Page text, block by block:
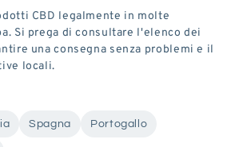
CBD legalmente in molte
Si prega di consultare l'elenco dei
una consegna senza problemi e il
locali.
Spagna Portogallo